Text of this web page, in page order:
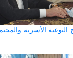
التوعية الأسرية